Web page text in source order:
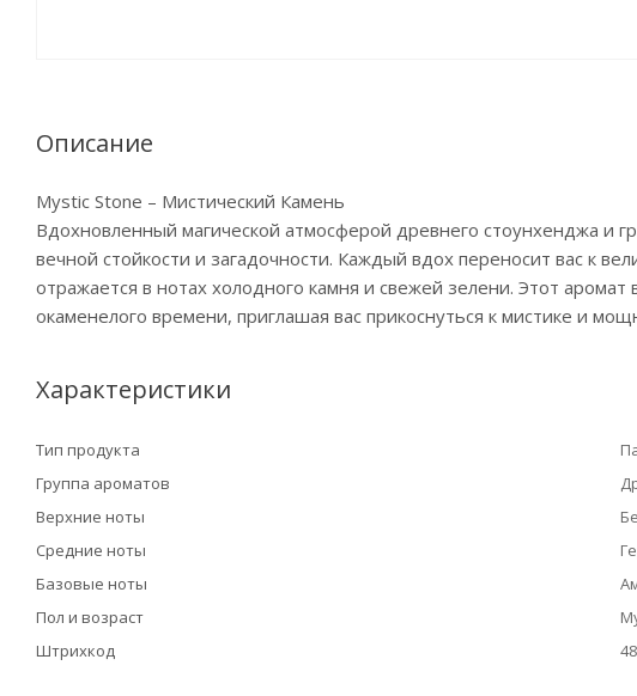
Описание
Mystic Stone – Мистический Камень
Вдохновленный магической атмосферой древнего стоунхенджа и
вечной стойкости и загадочности. Каждый вдох переносит вас к
отражается в нотах холодного камня и свежей зелени. Этот
окаменелого времени, приглашая вас прикоснуться к мистике и
Характеристики
Тип продукта
Группа ароматов
Верхние ноты
Средние ноты
Базовые ноты
Пол и возраст
Штрихкод